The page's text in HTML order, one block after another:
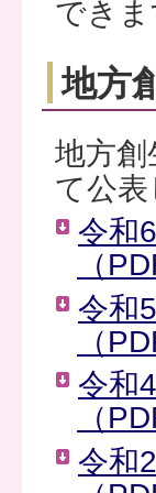
できま
地方
地方
て公表
令和
（
令和
（
令和
（
令和